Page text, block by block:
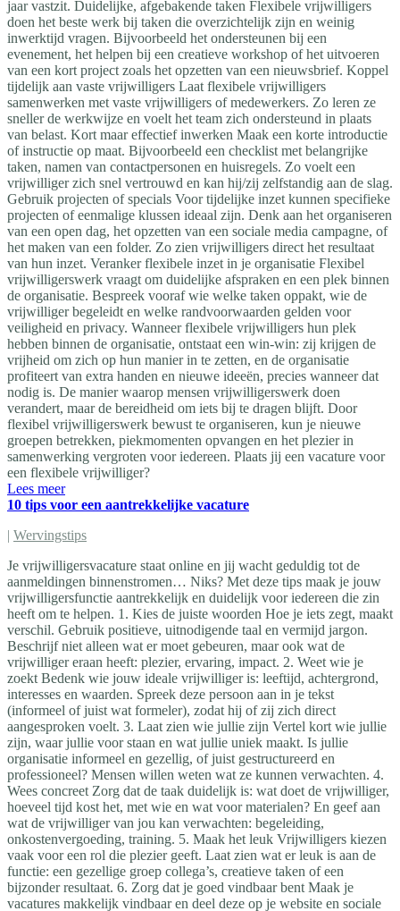
jaar vastzit. Duidelijke, afgebakende taken Flexibele vrijwilligers
doen het beste werk bij taken die overzichtelijk zijn en weinig
inwerktijd vragen. Bijvoorbeeld het ondersteunen bij een
evenement, het helpen bij een creatieve workshop of het uitvoeren
van een kort project zoals het opzetten van een nieuwsbrief. Koppel
tijdelijk aan vaste vrijwilligers Laat flexibele vrijwilligers
samenwerken met vaste vrijwilligers of medewerkers. Zo leren ze
sneller de werkwijze en voelt het team zich ondersteund in plaats
van belast. Kort maar effectief inwerken Maak een korte introductie
of instructie op maat. Bijvoorbeeld een checklist met belangrijke
taken, namen van contactpersonen en huisregels. Zo voelt een
vrijwilliger zich snel vertrouwd en kan hij/zij zelfstandig aan de slag.
Gebruik projecten of specials Voor tijdelijke inzet kunnen specifieke
projecten of eenmalige klussen ideaal zijn. Denk aan het organiseren
van een open dag, het opzetten van een sociale media campagne, of
het maken van een folder. Zo zien vrijwilligers direct het resultaat
van hun inzet. Veranker flexibele inzet in je organisatie Flexibel
vrijwilligerswerk vraagt om duidelijke afspraken en een plek binnen
de organisatie. Bespreek vooraf wie welke taken oppakt, wie de
vrijwilliger begeleidt en welke randvoorwaarden gelden voor
veiligheid en privacy. Wanneer flexibele vrijwilligers hun plek
hebben binnen de organisatie, ontstaat een win-win: zij krijgen de
vrijheid om zich op hun manier in te zetten, en de organisatie
profiteert van extra handen en nieuwe ideeën, precies wanneer dat
nodig is. De manier waarop mensen vrijwilligerswerk doen
verandert, maar de bereidheid om iets bij te dragen blijft. Door
flexibel vrijwilligerswerk bewust te organiseren, kun je nieuwe
groepen betrekken, piekmomenten opvangen en het plezier in
samenwerking vergroten voor iedereen. Plaats jij een vacature voor
een flexibele vrijwilliger?
Lees meer
10 tips voor een aantrekkelijke vacature
| Wervingstips
Je vrijwilligersvacature staat online en jij wacht geduldig tot de
aanmeldingen binnenstromen… Niks? Met deze tips maak je jouw
vrijwilligersfunctie aantrekkelijk en duidelijk voor iedereen die zin
heeft om te helpen. 1. Kies de juiste woorden Hoe je iets zegt, maakt
verschil. Gebruik positieve, uitnodigende taal en vermijd jargon.
Beschrijf niet alleen wat er moet gebeuren, maar ook wat de
vrijwilliger eraan heeft: plezier, ervaring, impact. 2. Weet wie je
zoekt Bedenk wie jouw ideale vrijwilliger is: leeftijd, achtergrond,
interesses en waarden. Spreek deze persoon aan in je tekst
(informeel of juist wat formeler), zodat hij of zij zich direct
aangesproken voelt. 3. Laat zien wie jullie zijn Vertel kort wie jullie
zijn, waar jullie voor staan en wat jullie uniek maakt. Is jullie
organisatie informeel en gezellig, of juist gestructureerd en
professioneel? Mensen willen weten wat ze kunnen verwachten. 4.
Wees concreet Zorg dat de taak duidelijk is: wat doet de vrijwilliger,
hoeveel tijd kost het, met wie en wat voor materialen? En geef aan
wat de vrijwilliger van jou kan verwachten: begeleiding,
onkostenvergoeding, training. 5. Maak het leuk Vrijwilligers kiezen
vaak voor een rol die plezier geeft. Laat zien wat er leuk is aan de
functie: een gezellige groep collega’s, creatieve taken of een
bijzonder resultaat. 6. Zorg dat je goed vindbaar bent Maak je
vacatures makkelijk vindbaar en deel deze op je website en sociale